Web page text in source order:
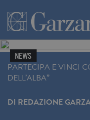
NEWS
PARTECIPA E VINCI
DELL’ALBA”
DI REDAZIONE